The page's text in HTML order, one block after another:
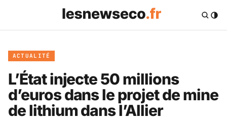
ACTUALITÉ
L’État injecte 50 millions
d’euros dans le projet de mine
de lithium dans l’Allier